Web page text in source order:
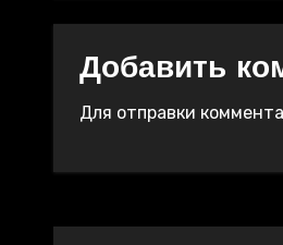
Добавить
Для отправки